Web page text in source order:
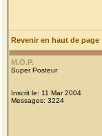
Revenir en haut de page
M.O.P.
Super Posteur
Inscrit le: 11 Mar 2004
Messages: 3224